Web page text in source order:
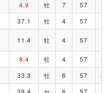
4.9 牡 7 57
37.1 牡 4 57
11.4 牡 4 57
8.4 牡 4 57
C
33.3 牡 6 57
J
39.4 セ 6 57